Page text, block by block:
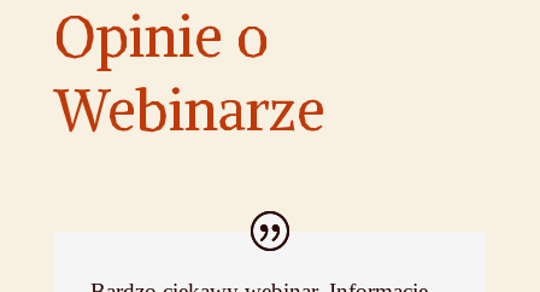
Opinie o
Webinarze